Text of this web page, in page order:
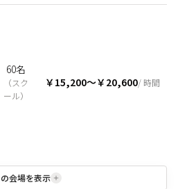
60名
（スク
ール）
￥15,200〜￥20,600/ 時間
会場を表示